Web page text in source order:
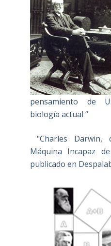
pensamiento de
biología actual “
"Charles
Máquina Incapaz
publicado en